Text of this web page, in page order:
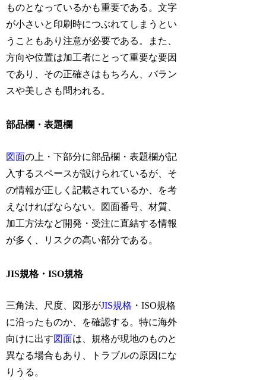
ものとなっているかも重要である。文字
が小さいと印刷時につぶれてしまうとい
うこともあり注意が必要である。また、
方向や位置は加工者にとって重要な要因
であり、その正確さはもちろん、バラン
スや美しさも問われる。
部品欄・表題欄
図面の上・下部分に部品欄・表題欄が記
入するスペースが設けられているが、そ
の情報が正しく記載されているか、を考
えなければならない。図面番号、材質、
加工方法など開発・受注に直結する情報
が多く、リスクの高い部分である。
JIS規格・ISO規格
三角法、尺度、図形がJIS規格 ・ISO規格
に沿ったものか、を確認する。特に海外
向けに出す図面は、規格が現地のものと
異なる場合もあり、トラブルの原因にな
りうる。